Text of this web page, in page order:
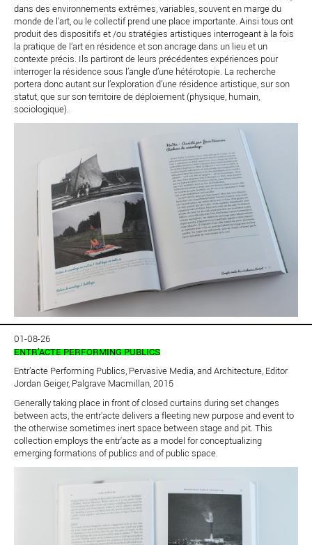
dans des environnements extrêmes, variables, souvent en marge du
monde de l’art, ou le collectif prend une place importante. Ainsi tous ont
produit des dispositifs et /ou stratégies artistiques interrogeant à la fois
la pratique de l’art en résidence et son ancrage dans un lieu et un
contexte précis. Ils partiront de leurs précédentes expériences pour
interroger la résidence sous l’angle d’une hétérotopie. La recherche
portera donc autant sur l’exploration d’une résidence artistique, sur son
statut, que sur son territoire de déploiement (physique, humain,
sociologique).
01-08-26
ENTR’ACTE PERFORMING PUBLICS
Entr’acte Performing Publics, Pervasive Media, and Architecture, Editor
Jordan Geiger, Palgrave Macmillan, 2015
Generally taking place in front of closed curtains during set changes
between acts, the entr'acte delivers a fleeting new purpose and event to
the otherwise sometimes inert space between stage and pit. This
collection employs the entr'acte as a model for conceptualizing
emerging formations of publics and of public space.